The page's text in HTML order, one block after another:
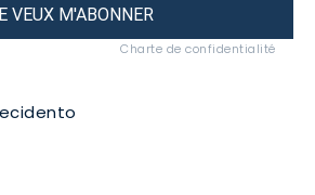
VEUX M'ABONNER
Charte de confidentialité